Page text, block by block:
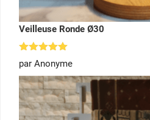
Veilleuse Ronde Ø30
Note
sur 5
par Anonyme